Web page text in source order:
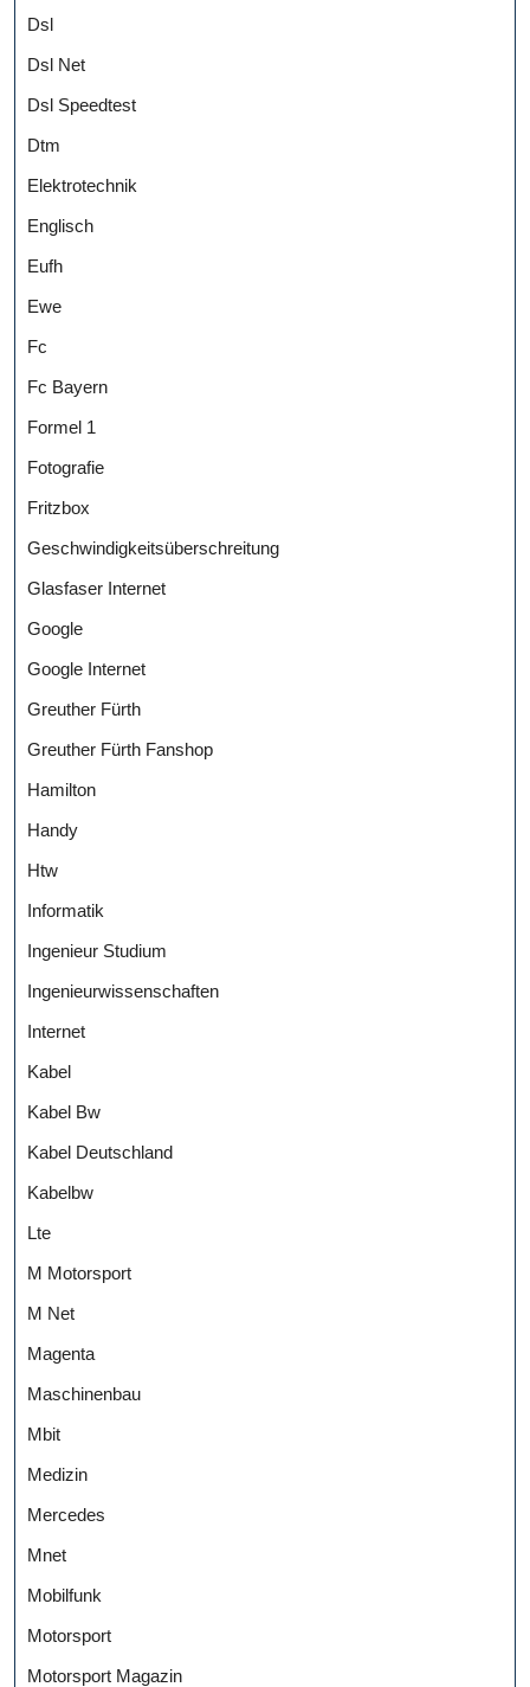
Dsl
Dsl Net
Dsl Speedtest
Dtm
Elektrotechnik
Englisch
Eufh
Ewe
Fc
Fc Bayern
Formel 1
Fotografie
Fritzbox
Geschwindigkeitsüberschreitung
Glasfaser Internet
Google
Google Internet
Greuther Fürth
Greuther Fürth Fanshop
Hamilton
Handy
Htw
Informatik
Ingenieur Studium
Ingenieurwissenschaften
Internet
Kabel
Kabel Bw
Kabel Deutschland
Kabelbw
Lte
M Motorsport
M Net
Magenta
Maschinenbau
Mbit
Medizin
Mercedes
Mnet
Mobilfunk
Motorsport
Motorsport Magazin